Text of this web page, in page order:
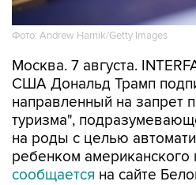
Фото: Andrew Harnik/Getty Images
Москва. 7 августа.
США Дональд Трамп
направленный на запрет
туризма",
на роды с целью
ребенком американского
сообщается на сайте